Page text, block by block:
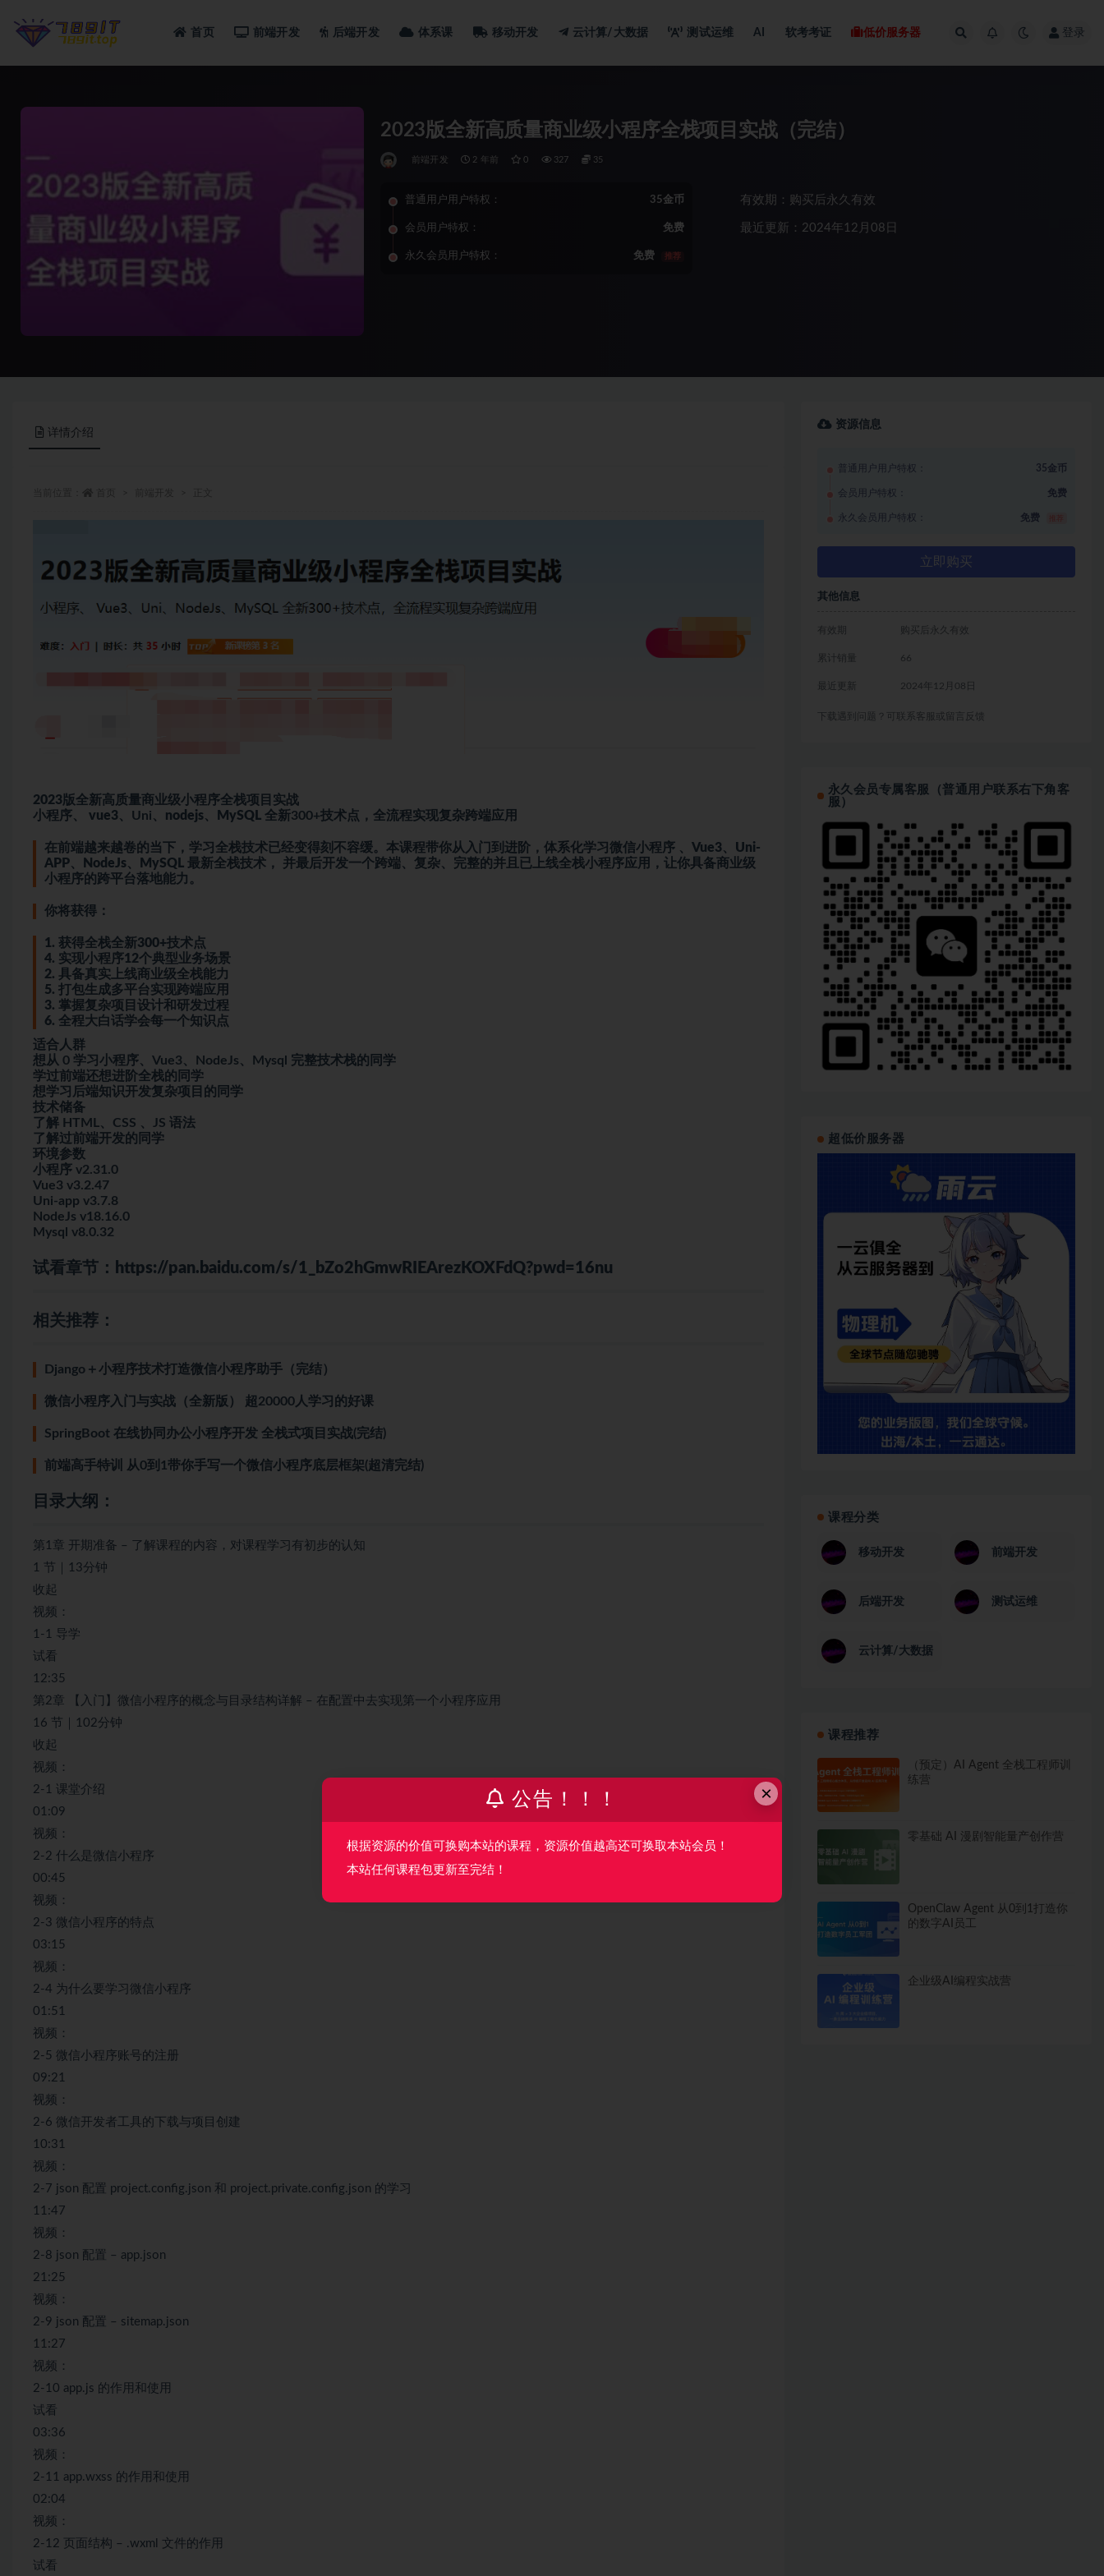
首页 前端开发 后端开发 体系课 移动开发 云计算/大数据 测试运维 AI 软考考证 低价服务器 登录
2023版全新高质量商业级小程序全栈项目实战（完结）
前端开发 2 年前 0 327 35
普通用户用户特权： 35金币
会员用户特权： 免费
永久会员用户特权： 免费 推荐
有效期：购买后永久有效
最近更新：2024年12月08日
详情介绍
2023版全新高质量商业级小程序全栈项目实战
小程序、 vue3、Uni、 nodejs、 MySQL 全新300+技术点，全流程实现复杂跨端应用
在前端越来越卷的当下，学习全栈技术已经变得刻不容缓。本课程带你从入门到进阶，体系化学习微信小程序 、Vue3、Uni-
APP、NodeJs、MySQL 最新全栈技术， 并最后开发一个跨端、复杂、完整的并且已上线全栈小程序应用，让你具备商业级
小程序的跨平台落地能力。
你将获得：
1. 获得全栈全新300+技术点
4. 实现小程序12个典型业务场景
2. 具备真实上线商业级全栈能力
5. 打包生成多平台实现跨端应用
3. 掌握复杂项目设计和研发过程
6. 全程大白话学会每一个知识点
适合人群
想从 0 学习小程序、Vue3、NodeJs、Mysql 完整技术栈的同学
学过前端还想进阶全栈的同学
想学习后端知识开发复杂项目的同学
技术储备
了解 HTML、CSS 、JS 语法
了解过前端开发的同学
环境参数
小程序 v2.31.0
Vue3 v3.2.47
Uni-app v3.7.8
NodeJs v18.16.0
Mysql v8.0.32
试看章节： https://pan.baidu.com/s/1_bZo2hGmwRIEArezKOXFdQ?pwd=16nu
相关推荐：
Django＋小程序技术打造微信小程序助手（完结）
微信小程序入门与实战（全新版） 超20000人学习的好课
SpringBoot 在线协同办公小程序开发 全栈式项目实战(完结)
前端高手特训 从0到1带你手写一个微信小程序底层框架(超清完结)
目录大纲：
第1章 开期准备 – 了解课程的内容，对课程学习有初步的认知
1 节｜13分钟
收起
视频：
1-1 导学
试看
12:35
第2章 【入门】微信小程序的概念与目录结构详解 – 在配置中去实现第一个小程序应用
16 节｜102分钟
收起
视频：
2-1 课堂介绍
01:09
视频：
2-2 什么是微信小程序
00:45
视频：
2-3 微信小程序的特点
03:15
视频：
2-4 为什么要学习微信小程序
01:51
视频：
2-5 微信小程序账号的注册
09:21
视频：
2-6 微信开发者工具的下载与项目创建
10:31
视频：
2-7 json 配置 project.config.json 和 project.private.config.json 的学习
11:47
视频：
2-8 json 配置 – app.json
21:25
视频：
2-9 json 配置 – sitemap.json
11:27
视频：
2-10 app.js 的作用和使用
试看
03:36
视频：
2-11 app.wxss 的作用和使用
02:04
视频：
2-12 页面结构 – .wxml 文件的作用
试看
资源信息
普通用户用户特权： 35金币
会员用户特权： 免费
永久会员用户特权： 免费
立即购买
其他信息
有效期 购买后永久有效
累计销量 66
最近更新 2024年12月08日
下载遇到问题？可联系客服或留言反馈
永久会员专属客服（普通用户联系右下角客
服）
超低价服务器
课程分类
移动开发 前端开发
后端开发 测试运维
云计算/大数据
课程推荐
（预定）AI Agent 全栈工程师训
练营
零基础 AI 漫剧智能量产创作营
OpenClaw Agent 从0到1打造你
的数字AI员工
企业级AI编程实战营
×
公告！！！
根据资源的价值可换购本站的课程，资源价值越高还可换取本站会员！
本站任何课程包更新至完结！